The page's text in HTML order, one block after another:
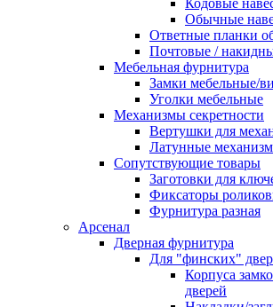
Кодовые
Обычные
Ответные планки
Почтовые /
Мебельная фурнитура
Замки мебельные/
Уголки мебельные
Механизмы секретности
Вертушки для
Латунные
Сопутствующие товары
Заготовки для
Фиксаторы
Фурнитура разная
Арсенал
Дверная фурнитура
Для "финских"
Корпуса
дверей